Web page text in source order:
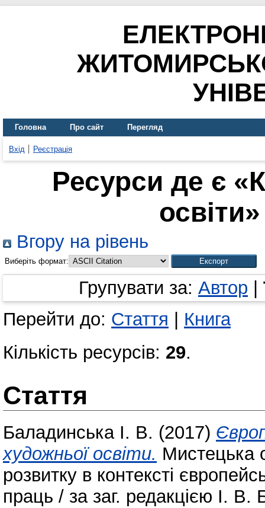
Головна Про сайт Перегляд
Вхід Реєстрація
Ресурси де є
Вгору на рівень
Виберіть формат:
Групувати за: Автор
Перейти до: Стаття
Книга
Кількість ресурсів: 29.
Стаття
Баладинська І. В. (2017)
художньої освіти. Мистецька
розвитку в контексті
праць / за заг. редакцією І.